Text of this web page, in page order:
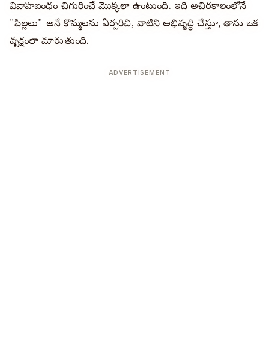
వివాహబంధం చిగురించే మొక్కలా ఉంటుంది. ఇది అచిరకాలంలోనే
"పిల్లలు" అనే కొమ్మలను ఏర్పరిచి, వాటిని అభివృద్ధి చేస్తూ, తాను ఒక
వృక్షంలా మారుతుంది.
ADVERTISEMENT